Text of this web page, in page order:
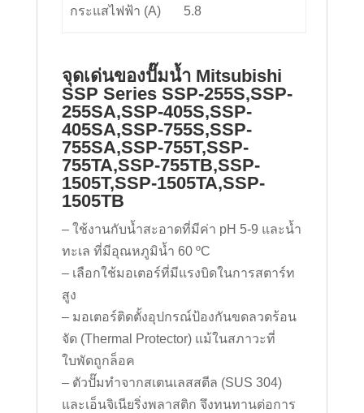
กระแสไฟฟ้า (A) 5.8
จุดเด่นของปั๊มน้ำ Mitsubishi
SSP Series SSP-255S,SSP-
255SA,SSP-405S,SSP-
405SA,SSP-755S,SSP-
755SA,SSP-755T,SSP-
755TA,SSP-755TB,SSP-
1505T,SSP-1505TA,SSP-
1505TB
– ใช้งานกับน้ำสะอาดที่มีค่า pH 5-9 และน้ำ
ทะเล ที่มีอุณหภูมิน้ำ 60 ºC
– เลือกใช้มอเตอร์ที่มีแรงบิดในการสตาร์ท
สูง
– มอเตอร์ติดตั้งอุปกรณ์ป้องกันขดลวดร้อน
จัด (Thermal Protector) แม้ในสภาวะที่
ใบพัดถูกล็อค
– ตัวปั๊มทำจากสเตนเลสสตีล (SUS 304)
และเอ็นจิเนียริ่งพลาสติก จึงทนทานต่อการ